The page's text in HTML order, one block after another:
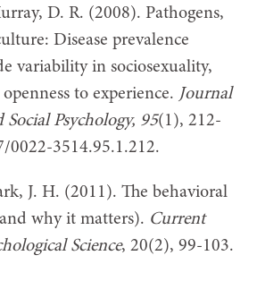
D. R. (2008). Pathogens,
Disease prevalence
variability in sociosexuality,
to experience. Journal
Psychology, 95(1), 212-
0022-3514.95.1.212.
J. H. (2011). The behavioral
why it matters). Current
Science, 20(2), 99-103.